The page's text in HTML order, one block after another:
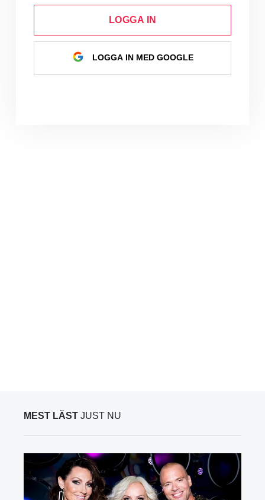
LOGGA IN
LOGGA IN MED GOOGLE
MEST LÄST JUST NU